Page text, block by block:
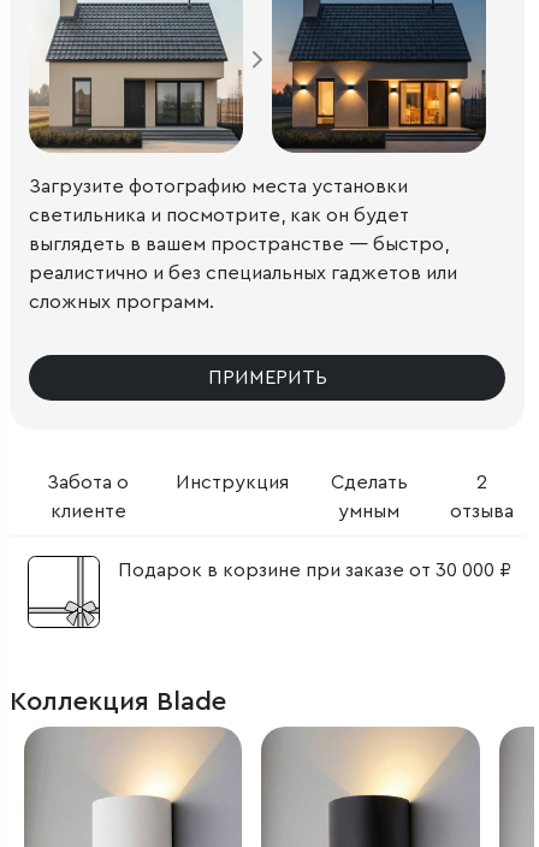
Забота о
клиенте
Инструкция
Сделать
умным
2
отзыва
Подарок в корзине при заказе от 30 000 ₽
Загрузите фотографию места установки
светильника и посмотрите, как он будет
выглядеть в вашем пространстве — быстро,
реалистично и без специальных гаджетов или
сложных программ.
ПРИМЕРИТЬ
Коллекция Blade